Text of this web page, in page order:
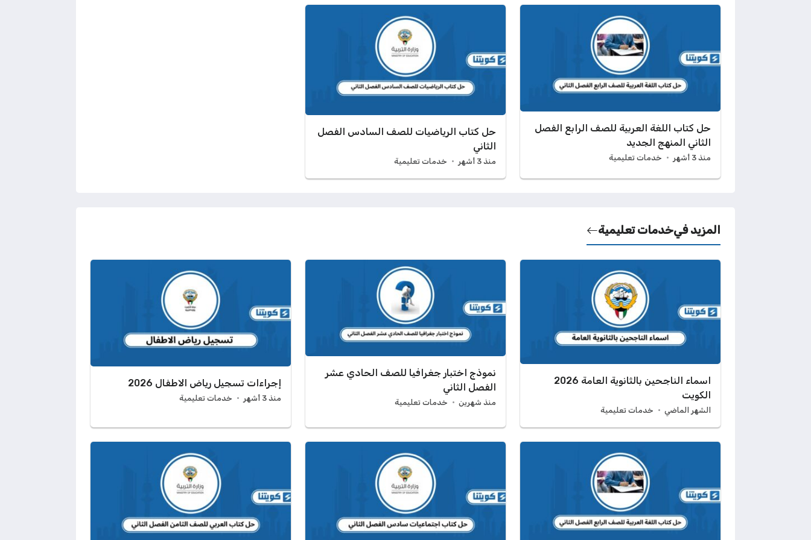
حل كتاب اللغة العربية للصف الرابع الفصل
الثاني المنهج الجديد
منذ 3 أشهر خدمات تعليمية
حل كتاب الرياضيات للصف السادس الفصل
الثاني
منذ 3 أشهر خدمات تعليمية
المزيد فيخدمات تعليمية
اسماء الناجحين بالثانوية العامة 2026
الكويت
الشهر الماضي خدمات تعليمية
نموذج اختبار جغرافيا للصف الحادي عشر
الفصل الثاني
منذ شهرين خدمات تعليمية
إجراءات تسجيل رياض الاطفال 2026
منذ 3 أشهر خدمات تعليمية